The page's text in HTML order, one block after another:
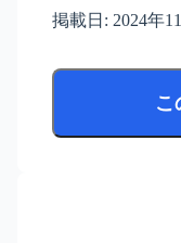
掲載日: 2024年
こ